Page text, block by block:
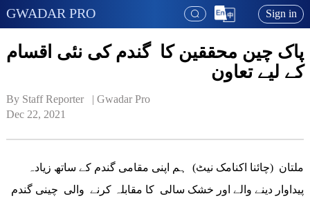
GWADAR PRO Sign in
پاک چین محققین کا گندم کی نئی اقسام
کے لیے تعاون
By Staff Reporter   | Gwadar Pro
Dec 22, 2021
ملتان (چائنا اکنامک نیٹ) ہم اپنی مقامی گندم کے ساتھ زیادہ
پیداوار دینے والے اور خشک سالی کا مقابلہ کرنے والی چینی گندم